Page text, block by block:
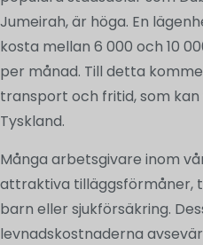
Jumeirah, är höga. En
kosta mellan 6 000 och 10
per månad. Till detta
transport och fritid, som
Tyskland.
Många arbetsgivare inom
attraktiva tilläggsförmåner,
barn eller sjukförsäkring.
levnadskostnaderna